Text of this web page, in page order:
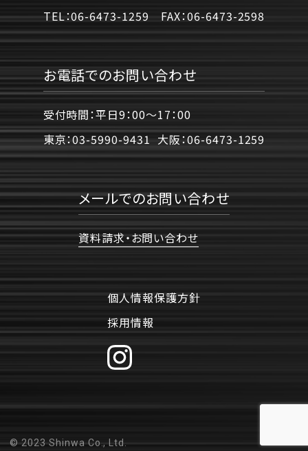
TEL：06-6473-1259 FAX：06-6473-2598
お電話でのお問い合わせ
受付時間：平日9：00〜17：00
東京：03-5990-9431 大阪：06-6473-1259
メールでのお問い合わせ
資料請求・お問い合わせ
個人情報保護方針
採用情報
© 2023 Shinwa Co., Ltd.